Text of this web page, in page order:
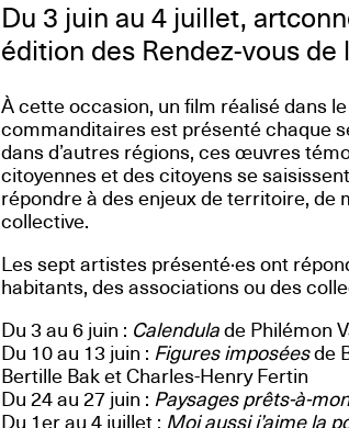
Du 3 juin au 4 juillet,
édition des Rendez-vous de
À cette occasion, un film réalisé dans
commanditaires est présenté chaque
dans d’autres régions, ces œuvres
citoyennes et des citoyens se
répondre à des enjeux de territoire, de
collective.
Les sept artistes présenté·es ont
habitants, des associations ou des
Du 3 au 6 juin : Calendulade Philémon
Du 10 au 13 juin : Figures imposéesde
Bertille Bak et Charles-Henry Fertin
Du 24 au 27 juin : Paysages prêts-à-
Du 1er au 4 juillet : Moi aussi j’aime la